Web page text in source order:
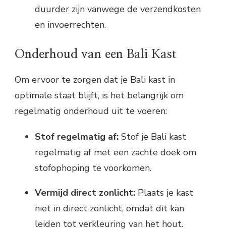
duurder zijn vanwege de verzendkosten
en invoerrechten.
Onderhoud van een Bali Kast
Om ervoor te zorgen dat je Bali kast in
optimale staat blijft, is het belangrijk om
regelmatig onderhoud uit te voeren:
Stof regelmatig af: Stof je Bali kast
regelmatig af met een zachte doek om
stofophoping te voorkomen.
Vermijd direct zonlicht: Plaats je kast
niet in direct zonlicht, omdat dit kan
leiden tot verkleuring van het hout.